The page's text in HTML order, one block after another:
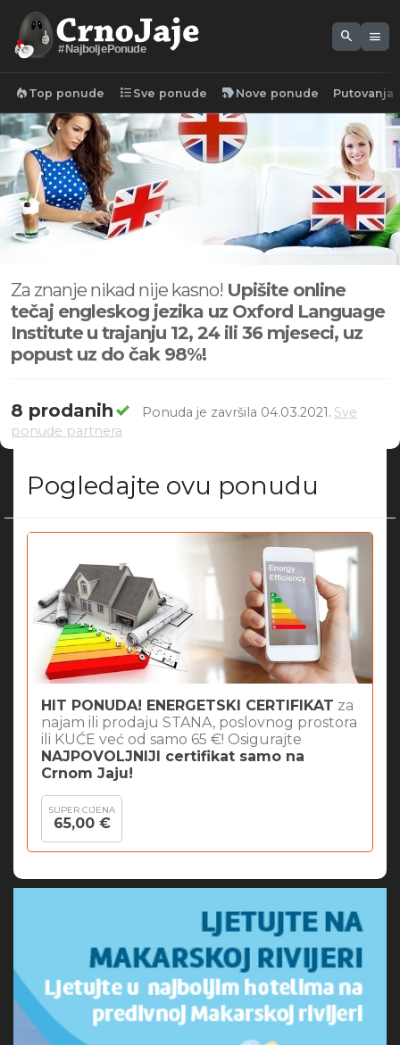
#NajboljePonude
search menu
local_fire_department Top ponude format_list_bulleted Sve ponude new_label Nove ponude Putovanja
Za znanje nikad nije kasno! Upišite online
tečaj engleskog jezika uz Oxford Language
Institute u trajanju 12, 24 ili 36 mjeseci, uz
popust uz do čak 98%!
8 prodanih Ponuda je završila 04.03.2021. Sve
ponude partnera
Pogledajte ovu ponudu
HIT PONUDA! ENERGETSKI CERTIFIKAT za
najam ili prodaju STANA, poslovnog prostora
ili KUĆE već od samo 65 €! Osigurajte
NAJPOVOLJNIJI certifikat samo na
Crnom Jaju!
SUPER CIJENA
65,00 €